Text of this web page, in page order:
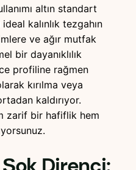
altın standart
kalınlık tezgahın
ve ağır mutfak
bir dayanıklılık
profiline rağmen
kırılma veya
kaldırıyor.
zarif bir hafiflik hem